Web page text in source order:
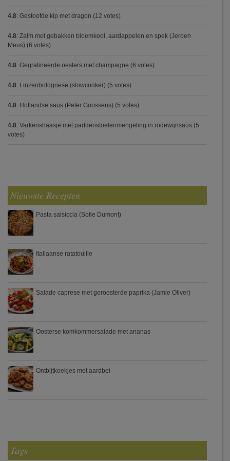
4.8: Gestoofde kip met dragon (12 votes)
4.8: Zalm met gebakken bloemkool, aardappelen en spek (Jeroen
Meus) (6 votes)
4.8: Gegratineerde oesters met champagne (6 votes)
4.8: Linzenbolognese (slowcooker) (5 votes)
4.8: Hollandse saus (Peter Goossens) (5 votes)
4.8: Varkenshaasje met paddenstoelenmengeling in rodewijnsaus (5
votes)
Nieuwste Recepten
Pasta salsiccia (Sofie Dumont)
Italiaanse ratatouille
Salade caprese met geroosterde paprika (Jamie Oliver)
Oosterse komkommersalade met ananas
Ontbijtkoekjes met aardbei
Tags